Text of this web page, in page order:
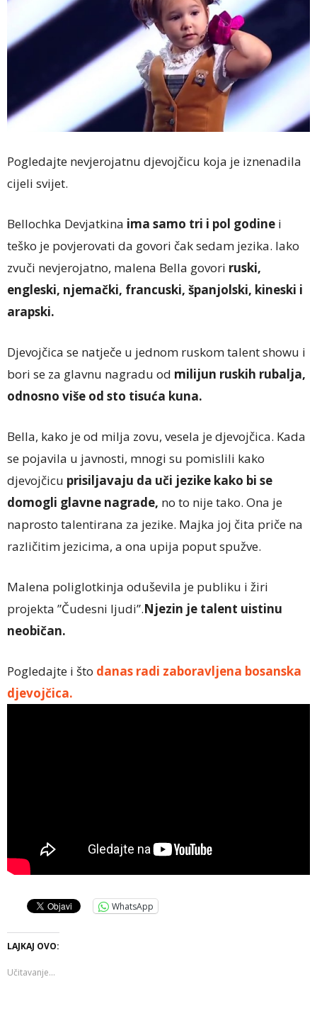
Pogledajte nevjerojatnu djevojčicu koja je iznenadila
cijeli svijet.
Bellochka Devjatkina ima samo tri i pol godine i
teško je povjerovati da govori čak sedam jezika. Iako
zvuči nevjerojatno, malena Bella govori ruski,
engleski, njemački, francuski, španjolski, kineski i
arapski.
Djevojčica se natječe u jednom ruskom talent showu i
bori se za glavnu nagradu od milijun ruskih rubalja,
odnosno više od sto tisuća kuna.
Bella, kako je od milja zovu, vesela je djevojčica. Kada
se pojavila u javnosti, mnogi su pomislili kako
djevojčicu prisiljavaju da uči jezike kako bi se
domogli glavne nagrade, no to nije tako. Ona je
naprosto talentirana za jezike. Majka joj čita priče na
različitim jezicima, a ona upija poput spužve.
Malena poliglotkinja oduševila je publiku i žiri
projekta ”Čudesni ljudi”.Njezin je talent uistinu
neobičan.
Pogledajte i što danas radi zaboravljena bosanska
djevojčica.
WhatsApp
LAJKAJ OVO:
Učitavanje...